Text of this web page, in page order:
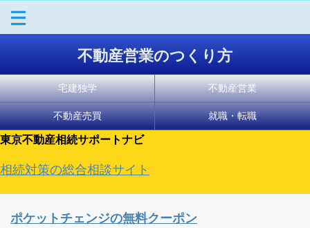
不動産営業のつくり方
宅建独学 不動産営業
不動産売買 就職・転職
東京不動産相続サポートナビ
相続対策の総合相談サイト
ポケットチェンジの無料クーポン